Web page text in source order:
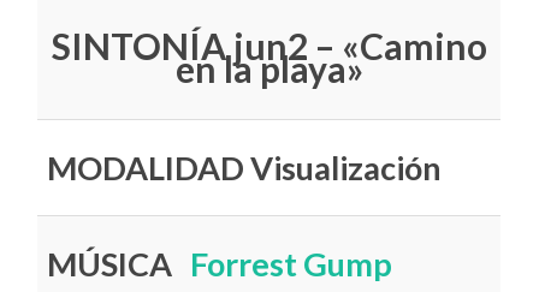
SINTONÍA jun2 – «Camino
en la playa»
MODALIDAD Visualización
MÚSICA Forrest Gump